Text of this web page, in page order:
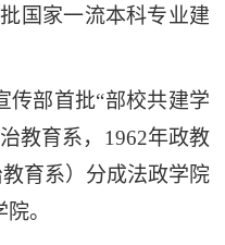
国家一流本科专业建
传部首批“部校共建学
教育系， 1962年政教
育系） 分成法政学院
。